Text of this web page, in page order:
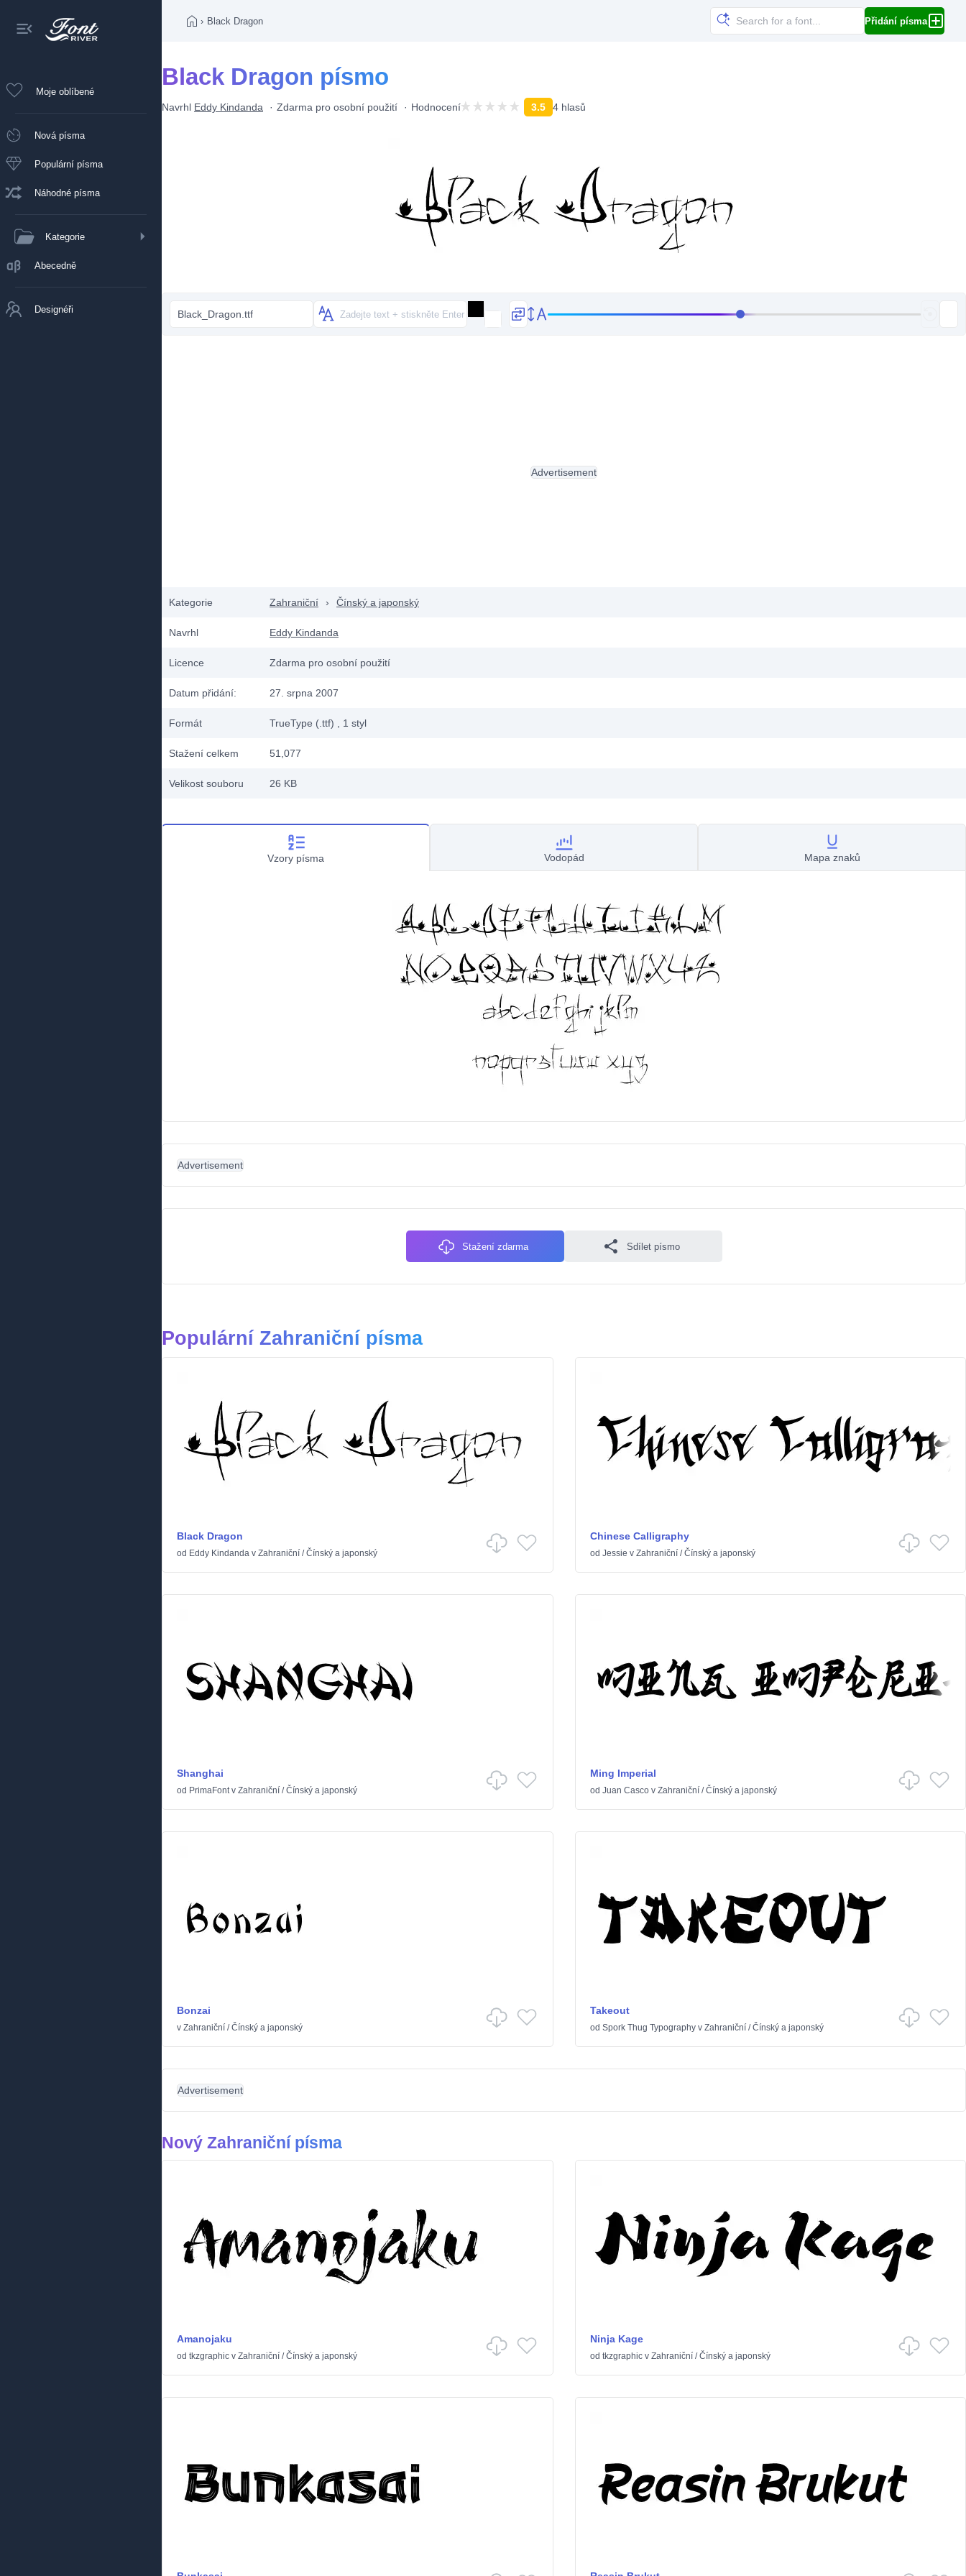
Moje oblíbené
Nová písma
Populární písma
Náhodné písma
Kategorie
Abecedně
Designéři
› Black Dragon Přidání písma
Black Dragon písmo
Navrhl Eddy Kindanda Zdarma pro osobní použití Hodnocení 3.5 4 hlasů
Black_Dragon.ttf
Kategorie Zahraniční › Čínský a japonský
Navrhl Eddy Kindanda
Licence Zdarma pro osobní použití
Datum přidání: 27. srpna 2007
Formát TrueType (.ttf) , 1 styl
Stažení celkem 51,077
Velikost souboru 26 KB
Advertisement
Vzory písma Vodopád Mapa znaků
Advertisement
Stažení zdarma Sdílet písmo
Populární Zahraniční písma
Black Dragon
od Eddy Kindanda v Zahraniční /Čínský a japonský
Chinese Calligraphy
od Jessie v Zahraniční/Čínský a japonský
Shanghai
od PrimaFontv Zahraniční /Čínský a japonský
Ming Imperial
od Juan Cascov Zahraniční/Čínský a japonský
Bonzai
v Zahraniční /Čínský a japonský
Takeout
od Spork Thug Typographyv Zahraniční/Čínský a japonský
Advertisement
Nový Zahraniční písma
Amanojaku
od tkzgraphic v Zahraniční /Čínský a japonský
Ninja Kage
od tkzgraphicv Zahraniční/Čínský a japonský